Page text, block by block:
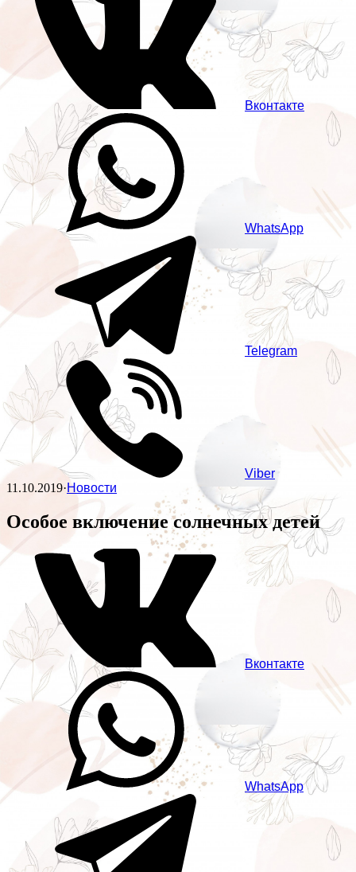
Вконтакте
WhatsApp
Telegram
Viber
11.10.2019·Новости
Особое включение солнечных детей
Вконтакте
WhatsApp